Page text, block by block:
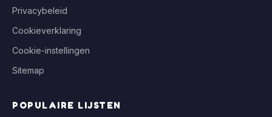
Privacybeleid
Cookieverklaring
Cookie-instellingen
Sitemap
POPULAIRE LIJSTEN